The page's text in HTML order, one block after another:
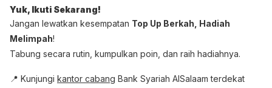
Yuk, Ikuti Sekarang!
Jangan lewatkan kesempatan Top Up Berkah, Hadiah
Melimpah!
Tabung secara rutin, kumpulkan poin, dan raih hadiahnya.
📍 Kunjungi kantor cabang Bank Syariah AlSalaam terdekat